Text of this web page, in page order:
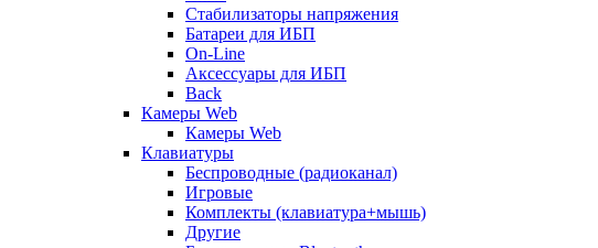
Стабилизаторы напряжения
Батареи для ИБП
On-Line
Аксессуары для ИБП
Back
Камеры Web
Камеры Web
Клавиатуры
Беспроводные (радиоканал)
Игровые
Комплекты (клавиатура+мышь)
Другие